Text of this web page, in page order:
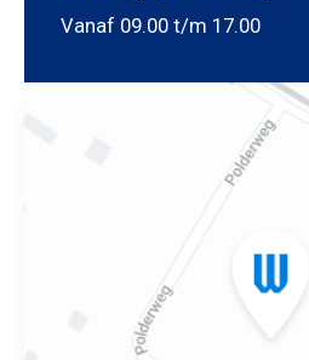
Vanaf 09.00 t/m 17.00